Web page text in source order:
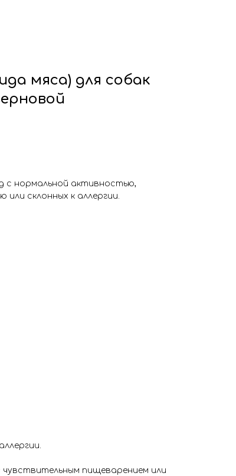
мяса) для собак
с нормальной активностью,
склонных к аллергии.
пищеварением или